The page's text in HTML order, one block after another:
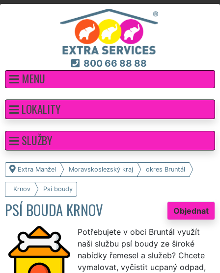
800 66 88 88
MENU
Extra Manžel Moravskoslezský kraj okres Bruntál
Krnov Psí boudy
Objednat
PSÍ BOUDA KRNOV
Potřebujete v obci Bruntál využít
naši službu psí boudy ze široké
nabídky řemesel a služeb? Chcete
vymalovat, vyčistit ucpaný odpad,
LOKALITY
SLUŽBY